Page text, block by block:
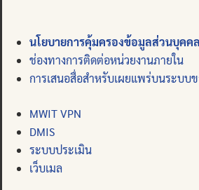
นโยบายการคุ้มครองข้อมูลส่วนบุคคล
ช่องทางการติดต่อหน่วยงานภายใน
การเสนอสื่อสำหรับเผยแพร่บนระบบข
MWIT VPN
DMIS
ระบบประเมิน
เว็บเมล